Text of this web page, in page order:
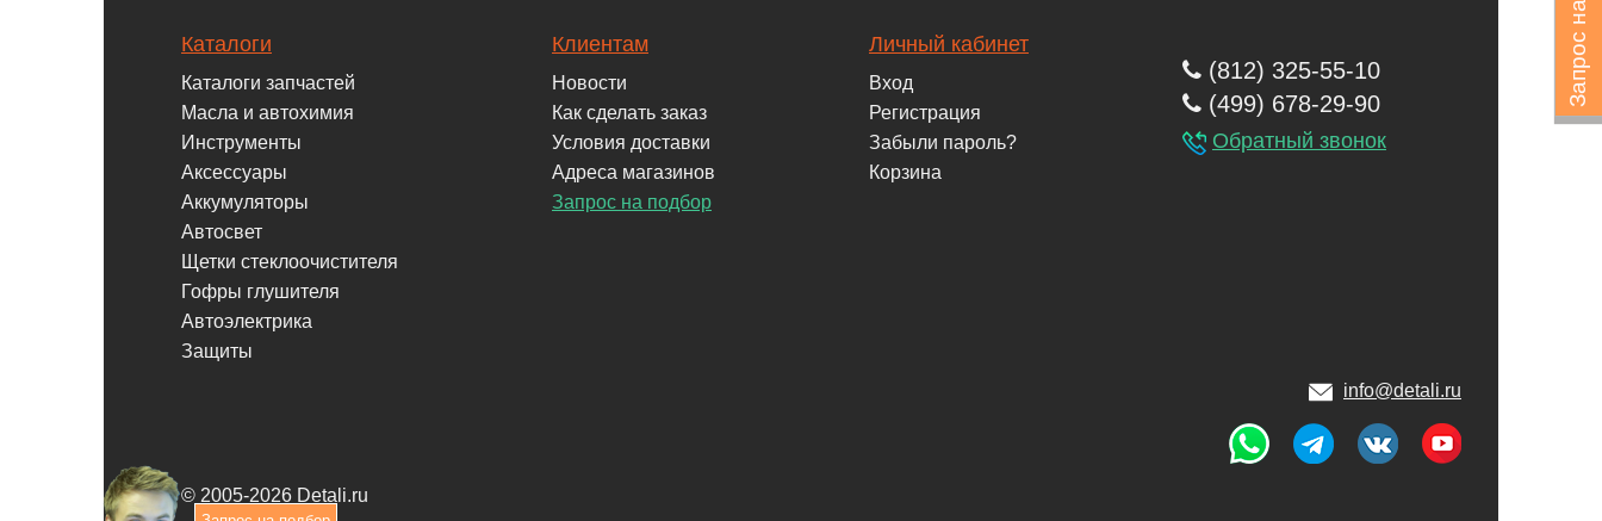
Каталоги
Каталоги запчастей
Масла и автохимия
Инструменты
Аксессуары
Аккумуляторы
Автосвет
Щетки стеклоочистителя
Гофры глушителя
Автоэлектрика
Защиты
Клиентам
Новости
Как сделать заказ
Условия доставки
Адреса магазинов
Запрос на подбор
Личный кабинет
Вход
Регистрация
Забыли пароль?
Корзина
(812) 325-55-10
(499) 678-29-90
Обратный звонок
info@detali.ru
© 2005-2026 Detali.ru